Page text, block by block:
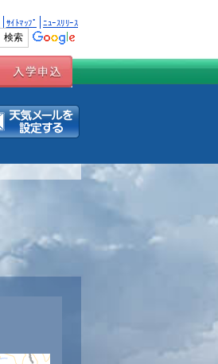
ｻｲﾄﾏｯﾌﾟ ﾆｭｰｽﾘﾘｰｽ